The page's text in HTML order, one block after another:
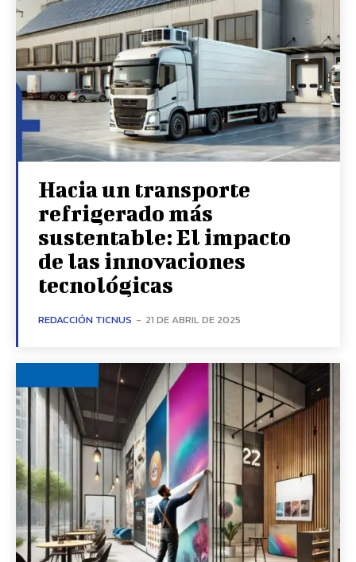
Hacia un transporte
refrigerado más
sustentable: El impacto
de las innovaciones
tecnológicas
REDACCIÓN TICNUS - 21 DE ABRIL DE 2025